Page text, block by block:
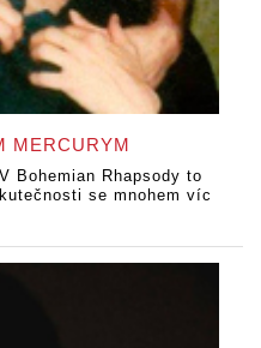
MERCURYM
Bohemian Rhapsody to
se mnohem víc